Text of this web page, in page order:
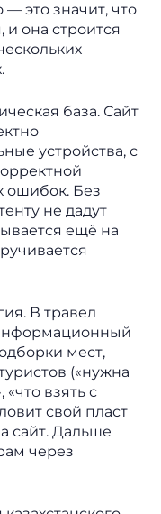
это значит, что
и она строится
база. Сайт
устройства, с
ошибок. Без
не дадут
ещё на
В травел
мест,
(«нужна
«что взять с
свой пласт
сайт. Дальше
через